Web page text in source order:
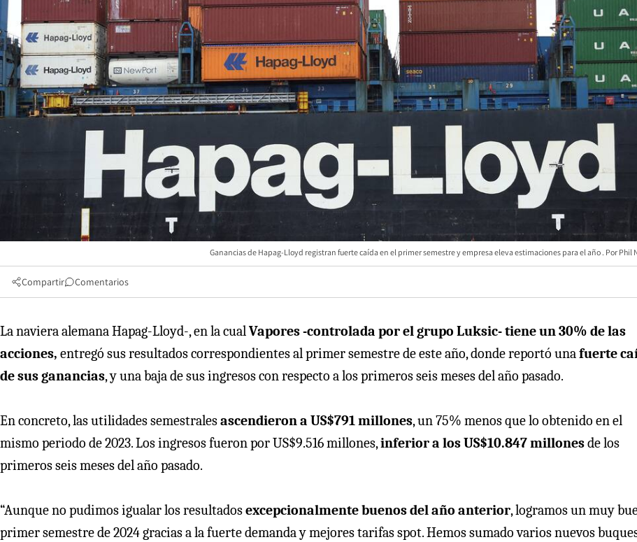
Ganancias de Hapag-Lloyd registran fuerte caída en el primer semestre y empresa eleva estimaciones para el año Phil
Compartir Comentarios
La naviera alemana Hapag-Lloyd-, en la cualVapores -controlada por el grupo Luksic- tiene un 30% de las
acciones, entregó sus resultados correspondientes al primer semestre de este año, donde reportó unafuerte
de sus ganancias, y una baja de sus ingresos con respecto a los primeros seis meses del año pasado.
En concreto, las utilidades semestralesascendieron a US$791 millones, un 75% menos que lo obtenido en el
mismo periodo de 2023. Los ingresos fueron por US$9.516 millones,inferior a los US$10.847 millonesde los
primeros seis meses del año pasado.
“Aunque no pudimos igualar los resultadosexcepcionalmente buenos del año anterior, logramos un muy
primer semestre de 2024 gracias a la fuerte demanda y mejores tarifas spot. Hemos sumado varios nuevos